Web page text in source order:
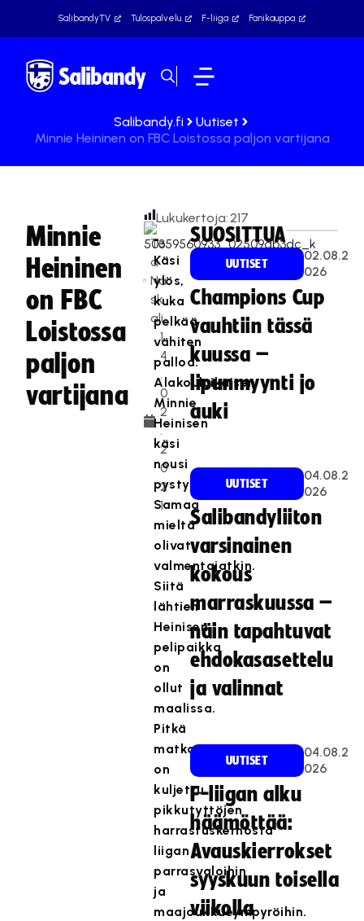
SalibandyTV Tulospalvelu F-liiga Fanikauppa
Salibandy.fi
Uutiset
Minnie Heininen on FBC Loistossa paljon vartijana
Minnie
Heininen
on FBC
Loistossa
paljon
vartijana
Te
a
Na
sk
ali
1
4
.
0
2
.
2
0
2
1
Lukukertoja:217
-
Käsi
ylös,
kuka
pelkää
vähiten
palloa.
Alakouluikäisen
Minnie
Heinisen
käsi
nousi
pystyyn.
Samaa
mieltä
olivat
valmentajatkin.
Siitä
lähtien
Heinisen
pelipaikka
on
ollut
maalissa.
Pitkä
matka
on
kuljettu
pikkutyttöjen
harrastuskerhosta
liigan
parrasvaloihin
ja
maajoukkueympyröihin.
SUOSITTUA
UUTISET
02.08.2
026
Champions Cup
vauhtiin tässä
kuussa –
lipunmyynti jo
auki
UUTISET
04.08.2
026
Salibandyliiton
varsinainen
kokous
marraskuussa –
näin tapahtuvat
ehdokasasettelu
ja valinnat
UUTISET
04.08.2
026
F-liigan alku
häämöttää:
Avauskierrokset
syyskuun toisella
viikolla